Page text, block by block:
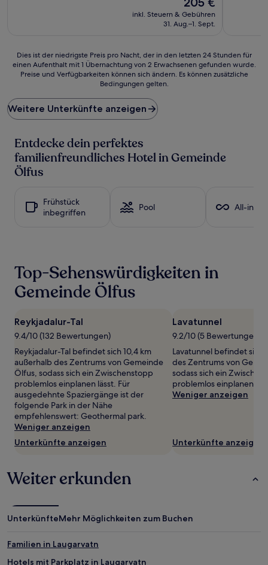
Preis
beträgt
inkl. Steuern & Gebühren
31. Aug.–1. Sept.
Dies
ist
Preis
pro
Nacht,
den
letzten
24 Stunden
Aufenthalt
wurde.
Preise
und
sich
ändern.
können
zusätzliche
Bedingungen
gelten.
Dies ist der niedrigste Preis pro Nacht, der in den letzten 24 Stunden für
einen Aufenthalt mit 1 Übernachtung von 2 Erwachsenen gefunden wurde.
Preise und Verfügbarkeiten können sich ändern. Es können zusätzliche
Bedingungen gelten.
Weitere Unterkünfte anzeigen
Entdecke dein perfektes
familienfreundliches Hotel in Gemeinde
Ölfus
Frühstück
inbegriffen
Pool All-
Top-Sehenswürdigkeiten in
Gemeinde Ölfus
Reykjadalur-Tal
9.4/10 (132 Bewertungen)
Reykjadalur-Tal befindet sich 10,4 km
außerhalb des Zentrums von Gemeinde
Ölfus, sodass sich ein Zwischenstopp
problemlos einplanen lässt. Für
ausgedehnte Spaziergänge ist der
folgende Park in der Nähe
empfehlenswert: Geothermal park.
Weniger anzeigen
Unterkünfte anzeigen
Lavatunnel
9.2/10 (5 Bewertungen)
Lavatunnel befindet sich
des Zentrums von
sodass sich ein
problemlos einplanen
Weniger anzeigen
Unterkünfte anzeigen
Weiter erkunden
UnterkünfteMehr Möglichkeiten zum Buchen
Familien in Laugarvatn
Hotels mit Parkplatz in Laugarvatn